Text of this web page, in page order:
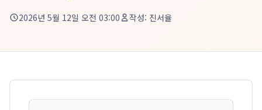
2026년 5월 12일 오전 03:00 작성: 진서율